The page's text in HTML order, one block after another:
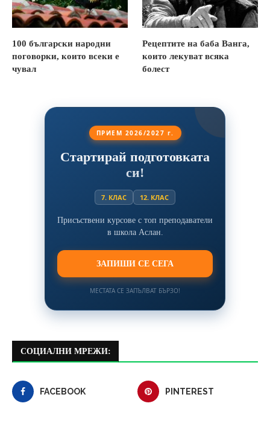
100 български народни
поговорки, които всеки е
чувал
Рецептите на баба Ванга,
които лекуват всяка
болест
ПРИЕМ 2026/2027 г.
Стартирай подготовката
си!
7. КЛАС 12. КЛАС
Присъствени курсове с топ преподаватели
в школа Аслан.
ЗАПИШИ СЕ СЕГА
МЕСТАТА СЕ ЗАПЪЛВАТ БЪРЗО!
СОЦИАЛНИ МРЕЖИ:
FACEBOOK PINTEREST